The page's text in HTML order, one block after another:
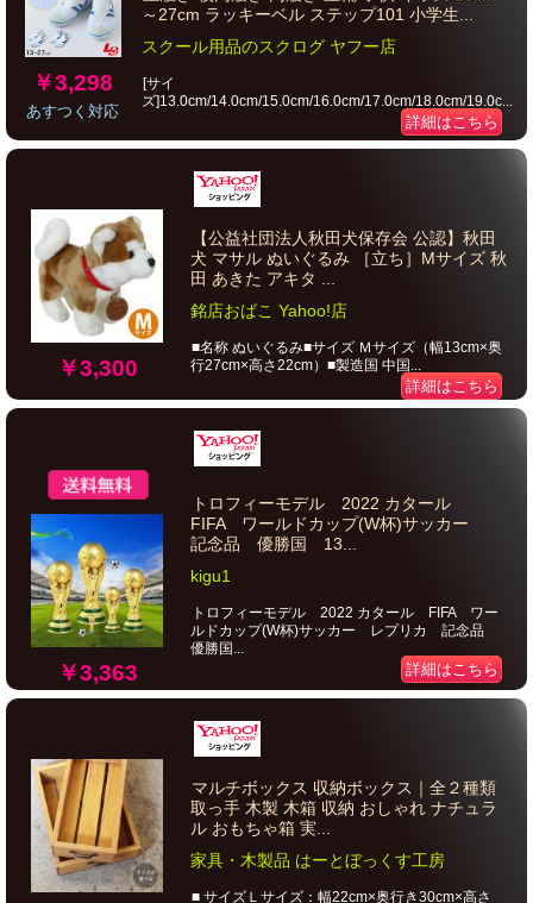
￥3,298
あすつく対応
～27cm ラッキーベル ステップ101 小学生...
スクール用品のスクログ ヤフー店
[サイ
ズ]13.0cm/14.0cm/15.0cm/16.0cm/17.0cm/18.0cm/19.0c...
詳細はこちら
￥3,300
【公益社団法人秋田犬保存会 公認】秋田
犬 マサル ぬいぐるみ ［立ち］Mサイズ 秋
田 あきた アキタ ...
銘店おばこ Yahoo!店
■名称 ぬいぐるみ■サイズ Ｍサイズ（幅13cm×奥
行27cm×高さ22cm）■製造国 中国...
詳細はこちら
￥3,363
トロフィーモデル 2022 カタール
FIFA ワールドカップ(W杯)サッカー
記念品 優勝国 13...
kigu1
トロフィーモデル 2022 カタール FIFA ワー
ルドカップ(W杯)サッカー レプリカ 記念品
優勝国...
詳細はこちら
マルチボックス 収納ボックス｜全２種類
取っ手 木製 木箱 収納 おしゃれ ナチュラ
ル おもちゃ箱 実...
家具・木製品 はーとぼっくす工房
■ サイズＬサイズ：幅22cm×奥行き30cm×高さ